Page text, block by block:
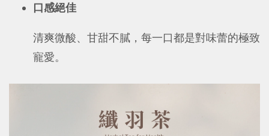
口感絕佳
清爽微酸、甘甜不膩，每一口都是對味蕾的極致
寵愛。